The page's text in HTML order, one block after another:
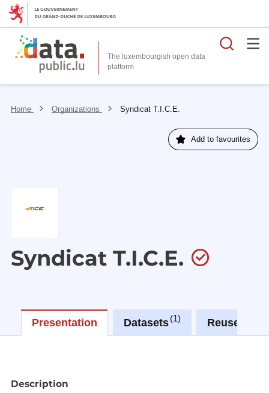
The luxembourgish open data
platform
Home Organizations Syndicat T.I.C.E.
Add to favourites
Syndicat T.I.C.E.
Presentation Datasets 1 Reuses
Description